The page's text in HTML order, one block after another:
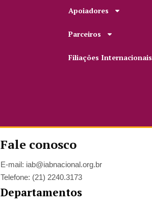
Apoiadores
Parceiros
Filiações Internacionais
Fale conosco
E-mail: iab@iabnacional.org.br
Telefone: (21) 2240.3173
Departamentos